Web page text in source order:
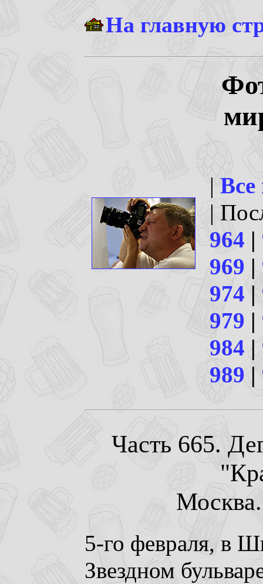
На главную
|
|
964 |
969 |
974|
979 |
984 |
989|
Часть 665.
5-го февраля, в
Звездном